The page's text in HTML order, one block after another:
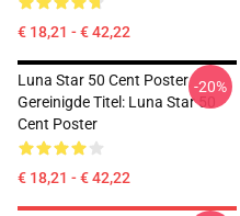
€ 18,21 - € 42,22
Luna Star 50 Cent Poster
Gereinigde Titel: Luna Star 50
Cent Poster
€ 18,21 - € 42,22
-20%